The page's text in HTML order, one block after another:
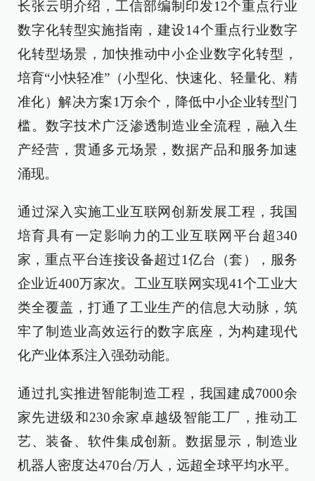
长张云明介绍，工信部编制印发12个重点行业
数字化转型实施指南，建设14个重点行业数字
化转型场景，加快推动中小企业数字化转型，
培育“小快轻准”（小型化、快速化、轻量化、精
准化）解决方案1万余个，降低中小企业转型门
槛。数字技术广泛渗透制造业全流程，融入生
产经营，贯通多元场景，数据产品和服务加速
涌现。
通过深入实施工业互联网创新发展工程，我国
培育具有一定影响力的工业互联网平台超340
家，重点平台连接设备超过1亿台（套），服务
企业近400万家次。工业互联网实现41个工业大
类全覆盖，打通了工业生产的信息大动脉，筑
牢了制造业高效运行的数字底座，为构建现代
化产业体系注入强劲动能。
通过扎实推进智能制造工程，我国建成7000余
家先进级和230余家卓越级智能工厂，推动工
艺、装备、软件集成创新。数据显示，制造业
机器人密度达470台/万人，远超全球平均水平。